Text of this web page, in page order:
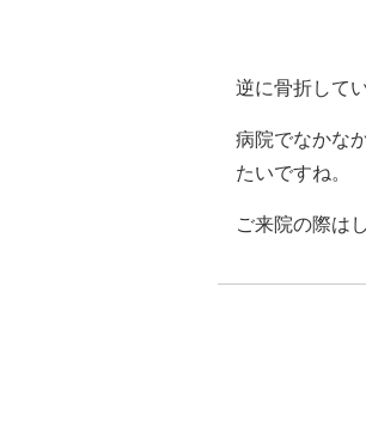
逆に骨折して
病院でなかな
たいですね。
ご来院の際は